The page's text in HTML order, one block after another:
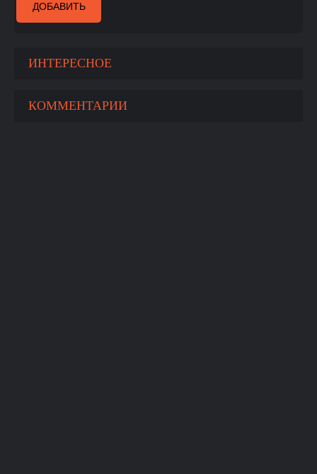
ДОБАВИТЬ
ИНТЕРЕСНОЕ
КОММЕНТАРИИ